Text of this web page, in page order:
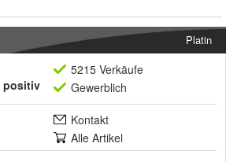
Platin
positiv
5215 Verkäufe
Gewerblich
Kontakt
Alle Artikel